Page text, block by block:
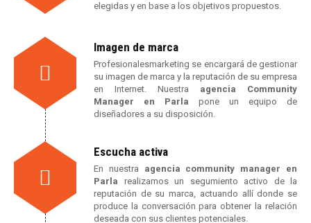
elegidas y en base a los objetivos propuestos.
Imagen de marca
Profesionalesmarketing se encargará de gestionar
su imagen de marca y la reputación de su empresa
en Internet. Nuestra agencia Community
Manager en Parla pone un equipo de
diseñadores a su disposición.
Escucha activa
En nuestra agencia community manager en
Parla realizamos un segumiento activo de la
reputación de su marca, actuando allí donde se
produce la conversación para obtener la relación
deseada con sus clientes potenciales.